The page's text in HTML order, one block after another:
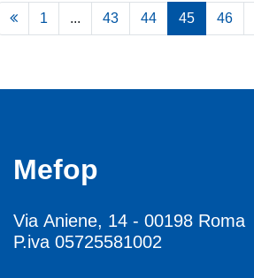
1 ... 43 44 45 46
Mefop
Via Aniene, 14 - 00198 Roma
P.iva 05725581002